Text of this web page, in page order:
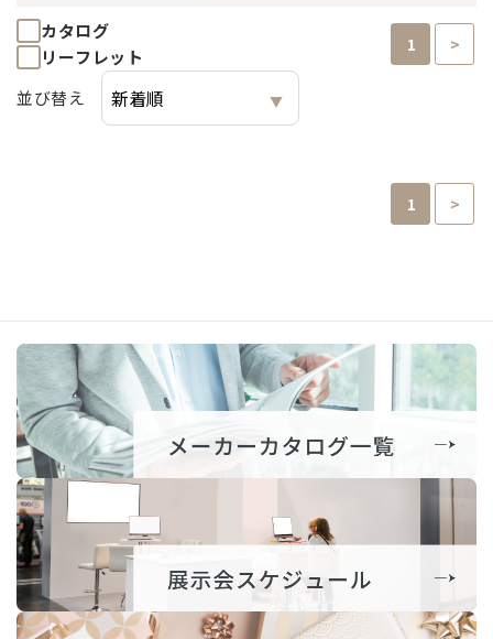
カタログ
リーフレット
1 >
並び替え
1 >